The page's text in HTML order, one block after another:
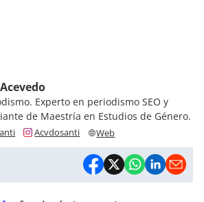
Experto en periodismo SEO y
de Maestría en Estudios de Género.
Acvdosanti Web